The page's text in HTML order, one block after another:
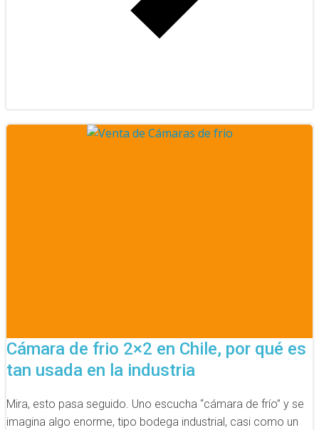
Cámara de frio 2×2 en Chile, por qué es
tan usada en la industria
Mira, esto pasa seguido. Uno escucha “cámara de frío” y se
imagina algo enorme, tipo bodega industrial, casi como un